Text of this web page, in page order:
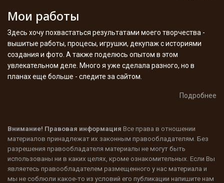
Мои работы
Здесь хочу похвастаться результатами моего творчества -
вышитые работы, процесы, игрушки, декупаж с историями
создания и фото. А также поделюсь опытом в этом
увлекательном деле. Много я уже сделала разного, но в
планах еще больше - следите за сайтом.
Подробнее
Внимание! Правовая информация Все права в отношении
материалов принадлежат их законным правообладателям. Без
разрешения правообладателя материалы не могут быть
использованы ни в каких целях, кроме ознакомительных. Если Вы
являетесь правообладателем размещенного у нас материала и
мы не соблюли какое-то из условий его публикации напишите нам